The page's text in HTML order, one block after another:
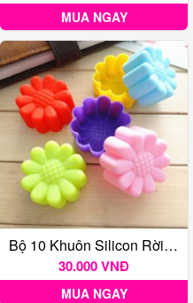
MUA NGAY
Bộ 10 Khuôn Silicon Rời Hoa Cúc 3cm
30.000 VNĐ
MUA NGAY